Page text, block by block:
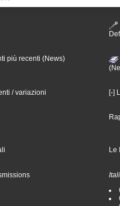
più recenti (News)
/ variazioni [-]
Le